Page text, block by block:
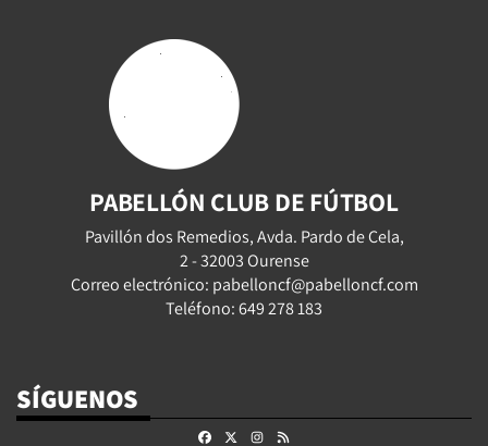
PABELLÓN CLUB DE FÚTBOL
Pavillón dos Remedios, Avda. Pardo de Cela,
2 - 32003 Ourense
Correo electrónico: pabelloncf@pabelloncf.com
Teléfono: 649 278 183
SÍGUENOS
FacebookInstagram